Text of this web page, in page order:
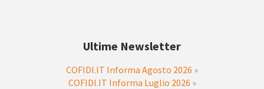
Ultime Newsletter
COFIDI.IT Informa Agosto 2026 »
COFIDI.IT Informa Luglio 2026 »